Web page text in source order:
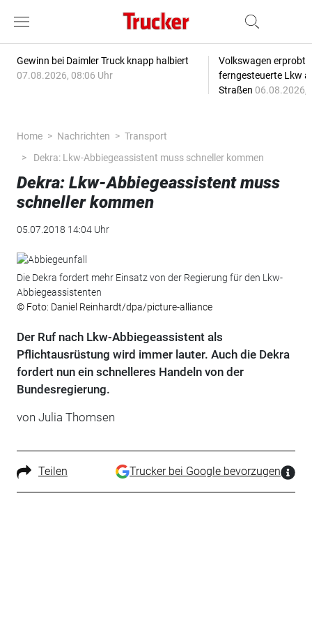
Gewinn bei Daimler Truck knapp halbiert
07.08.2026, 08:06 Uhr
Volkswagen erprobt
ferngesteuerte Lkw
Straßen 06.08.2026,
Home Nachrichten
Transport
Dekra: Lkw-Abbiegeassistent muss schneller kommen
Dekra: Lkw-Abbiegeassistent muss
schneller kommen
05.07.2018 14:04 Uhr
Die Dekra fordert mehr Einsatz von der Regierung für den Lkw-
Abbiegeassistenten
© Foto: Daniel Reinhardt/dpa/picture-alliance
Der Ruf nach Lkw-Abbiegeassistent als
Pflichtausrüstung wird immer lauter. Auch die Dekra
fordert nun ein schnelleres Handeln von der
Bundesregierung.
von Julia Thomsen
Teilen Trucker bei Google bevorzugen